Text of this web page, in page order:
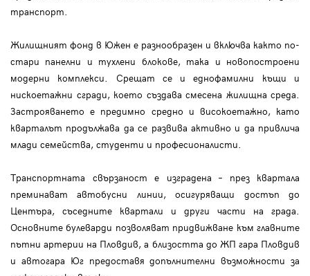
транспорт.
Жилищният фонд в Южен е разнообразен и включва както по-
стари панелни и тухлени блокове, така и новопостроени
модерни комплекси. Срещат се и еднофамилни къщи и
нискоетажни сгради, което създава смесена жилищна среда.
Застрояването е предимно средно и високоетажно, като
кварталът продължава да се развива активно и да привлича
млади семейства, студенти и професионалисти.
Транспортната свързаност е изградена – през квартала
преминават автобусни линии, осигуряващи достъп до
Центъра, съседните квартали и други части на града.
Основните булеварди позволяват придвижване към главните
пътни артерии на Пловдив, а близостта до ЖП гара Пловдив
и автогара Юг предоставя допълнителни възможности за